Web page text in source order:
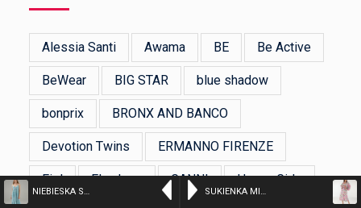
NIEBIESKA SUKIENKA W KWIATY – kolor n/a – 29-1252B TIFFANY SUKIENKA MIDI W KWIATY – kolor n/a – 30820RA13 BIANCO
Alessia Santi Awama BE Be Active
BeWear BIG STAR blue shadow
bonprix BRONX AND BANCO
Devotion Twins ERMANNO FIRENZE
Figl Flawless GANNI Happy Girls